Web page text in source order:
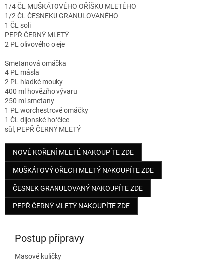
1/4 ČL MUŠKÁTOVÉHO OŘÍŠKU MLETÉHO
1/2 ČL ČESNEKU GRANULOVANÉHO
1 ČL soli
PEPŘ ČERNÝ MLETÝ
2 PL olivového oleje
Smetanová omáčka
4 PL másla
2 PL hladké mouky
400 ml hovězího vývaru
250 ml smetany
1 PL worchestrové omáčky
1 ČL dijonské hořčice
sůl, PEPŘ ČERNÝ MLETÝ
NOVÉ KOŘENÍ MLETÉ NAKOUPÍTE ZDE
MUŠKÁTOVÝ OŘECH MLETÝ NAKOUPÍTE ZDE
ČESNEK GRANULOVANÝ NAKOUPÍTE ZDE
PEPŘ ČERNÝ MLETÝ NAKOUPÍTE ZDE
Postup přípravy
Masové kuličky